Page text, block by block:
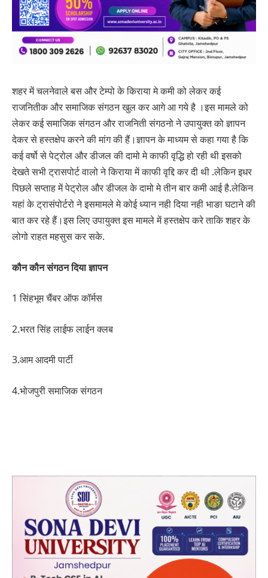
शहर में चलनेवाले बस और टेम्पो के किराया मे कमी को लेकर कई
राजनितीक और समाजिक संगठन खुल कर आगे आ गये है ।इस मामले को
लेकर कई समाजिक संगठन और राजनिती संगठनो ने उपायुक्त को ज्ञापन
देकर से हस्तक्षेप करने की मांग की हैं।ज्ञापन के माध्यम से कहा गया है कि
कई वर्षो से पेट्रोल और डीजल की दामो मे काफी वृद्धि हो रही थी इसको
देखते सभी ट्रासपोर्ट वालो ने किराया में काफी वृद्दि कर दी थी .लेकिन इधर
पिछले सप्ताह में पेट्रोल और डीजल के दामो मे तीन बार कमी आई है.लेकिन
यहां के ट्रासंपोर्टरो ने इसमामले मे कोई ध्यान नही दिया नही भाङा घटाने की
बात कर रहे हैं।इस लिए उपायुक्त इस मामले में हस्तक्षेप करे ताकि शहर के
लोगो राहत महसुस कर सके.
कौन कौन संगठन दिया ज्ञापन
1 सिंहभूम चैंबर ऑफ कॉर्मस
2.भरत सिंह लाईफ लाईन क्लब
3.आम आदमी पार्टी
4.भोजपुरी समाजिक संगठन